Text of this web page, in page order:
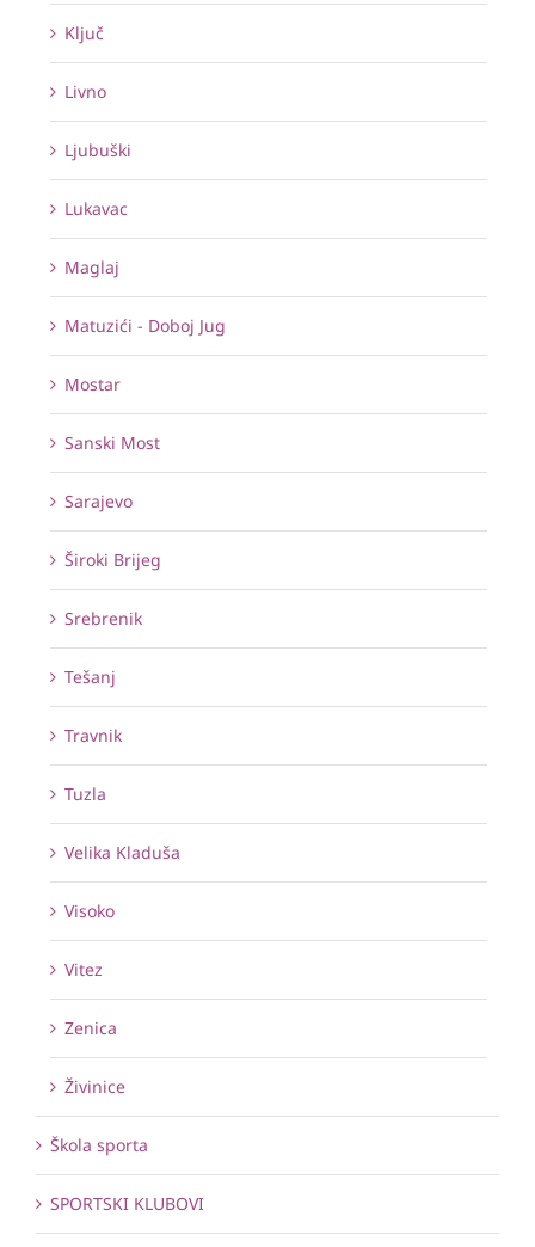
Ključ
Livno
Ljubuški
Lukavac
Maglaj
Matuzići - Doboj Jug
Mostar
Sanski Most
Sarajevo
Široki Brijeg
Srebrenik
Tešanj
Travnik
Tuzla
Velika Kladuša
Visoko
Vitez
Zenica
Živinice
Škola sporta
SPORTSKI KLUBOVI